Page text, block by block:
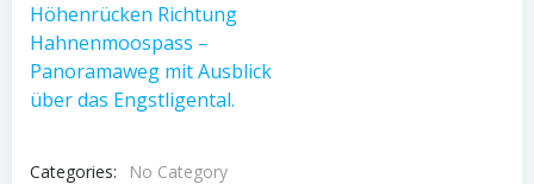
Categories:
No Category